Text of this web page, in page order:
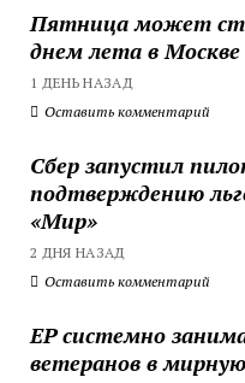
Пятница может
днем лета в Москве
1 ДЕНЬ НАЗАД
Оставить комментарий
Сбер запустил
подтверждению
«Мир»
2 ДНЯ НАЗАД
Оставить комментарий
ЕР системно
ветеранов в